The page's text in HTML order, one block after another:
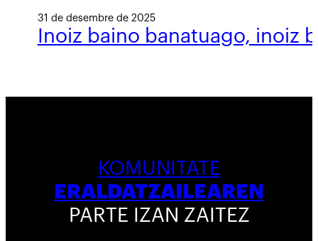
31 de desembre de 2025
Inoiz baino banatuago, inoiz
KOMUNITATE
ERALDATZAILEAREN
PARTE IZAN ZAITEZ